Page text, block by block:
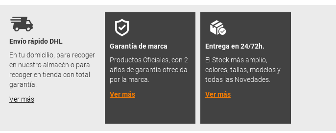
Envío rápido DHL
En tu domicilio, para recoger
en nuestro almacén o para
recoger en tienda con total
garantía.
Ver más
Garantía de marca
Productos Oficiales, con 2
años de garantía ofrecida
por la marca.
Ver más
Entrega en 24/72h.
El Stock más amplio,
colores, tallas, modelos y
todas las Novedades.
Ver más